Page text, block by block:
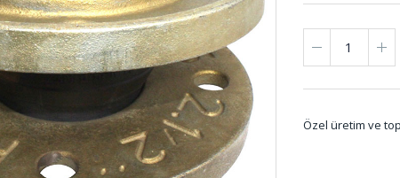
Özel üretim ve